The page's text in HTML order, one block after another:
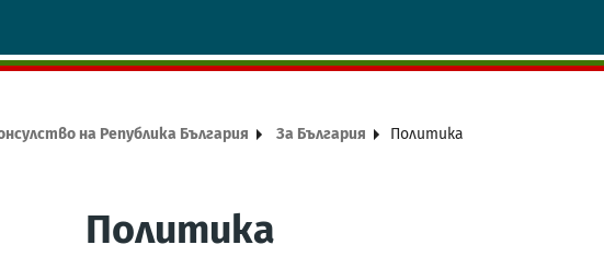
на Република България За България Политика
Политика